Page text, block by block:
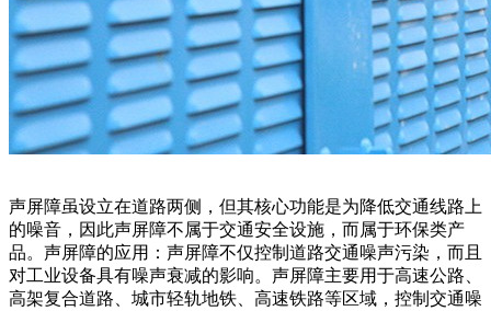
声屏障虽设立在道路两侧，但其核心功能是为降低交通线路上
的噪音，因此声屏障不属于交通安全设施，而属于环保类产
品。声屏障的应用：声屏障不仅控制道路交通噪声污染，而且
对工业设备具有噪声衰减的影响。声屏障主要用于高速公路、
高架复合道路、城市轻轨地铁、高速铁路等区域，控制交通噪